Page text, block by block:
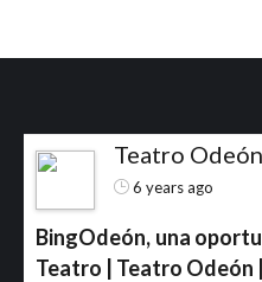
Teatro
6 years ago
BingOdeón, una
Teatro | Teatro Odeón